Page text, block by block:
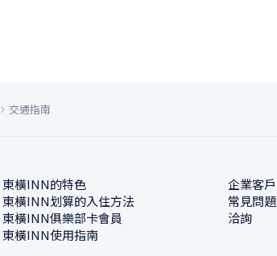
交通指南
東橫INN的特色
東橫INN划算的入住方法
東橫INN俱樂部卡會員
東橫INN使用指南
企業客戶
常見問題
洽詢